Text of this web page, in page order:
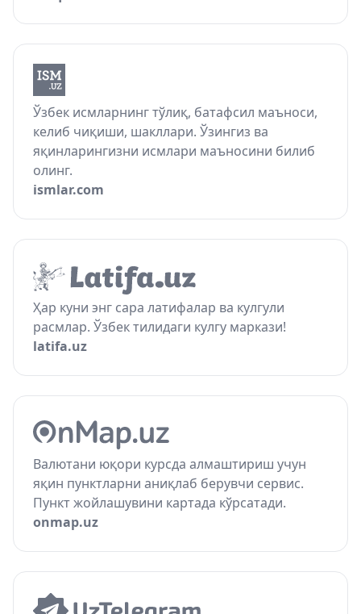
Ўзбек исмларнинг тўлиқ, батафсил маъноси,
келиб чиқиши, шакллари. Ўзингиз ва
яқинларингизни исмлари маъносини билиб
олинг.
ismlar.com
Ҳар куни энг сара латифалар ва кулгули
расмлар. Ўзбек тилидаги кулгу маркази!
latifa.uz
Валютани юқори курсда алмаштириш учун
яқин пунктларни аниқлаб берувчи сервис.
Пункт жойлашувини картада кўрсатади.
onmap.uz